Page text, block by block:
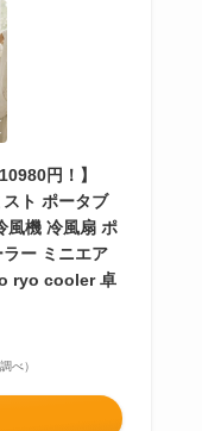
円！】
スト ポータブ
風機 冷風扇 ポ
ー ミニエア
ryo cooler 卓
べ）